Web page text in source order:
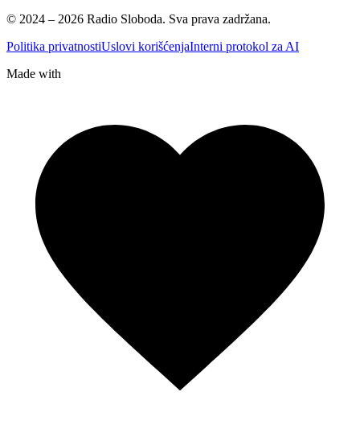
© 2024 – 2026 Radio Sloboda. Sva prava zadržana.
Politika privatnostiUslovi korišćenjaInterni protokol za AI
Made with